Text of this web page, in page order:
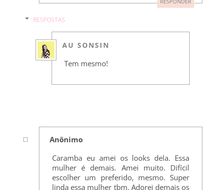
RESPONDER
RESPOSTAS
AU SONSIN
Tem mesmo!
Anônimo
Caramba eu amei os looks dela. Essa
mulher é demais. Amei muito. Difícil
escolher um preferido, mesmo. Super
linda essa mulher tbm. Adorei demais os